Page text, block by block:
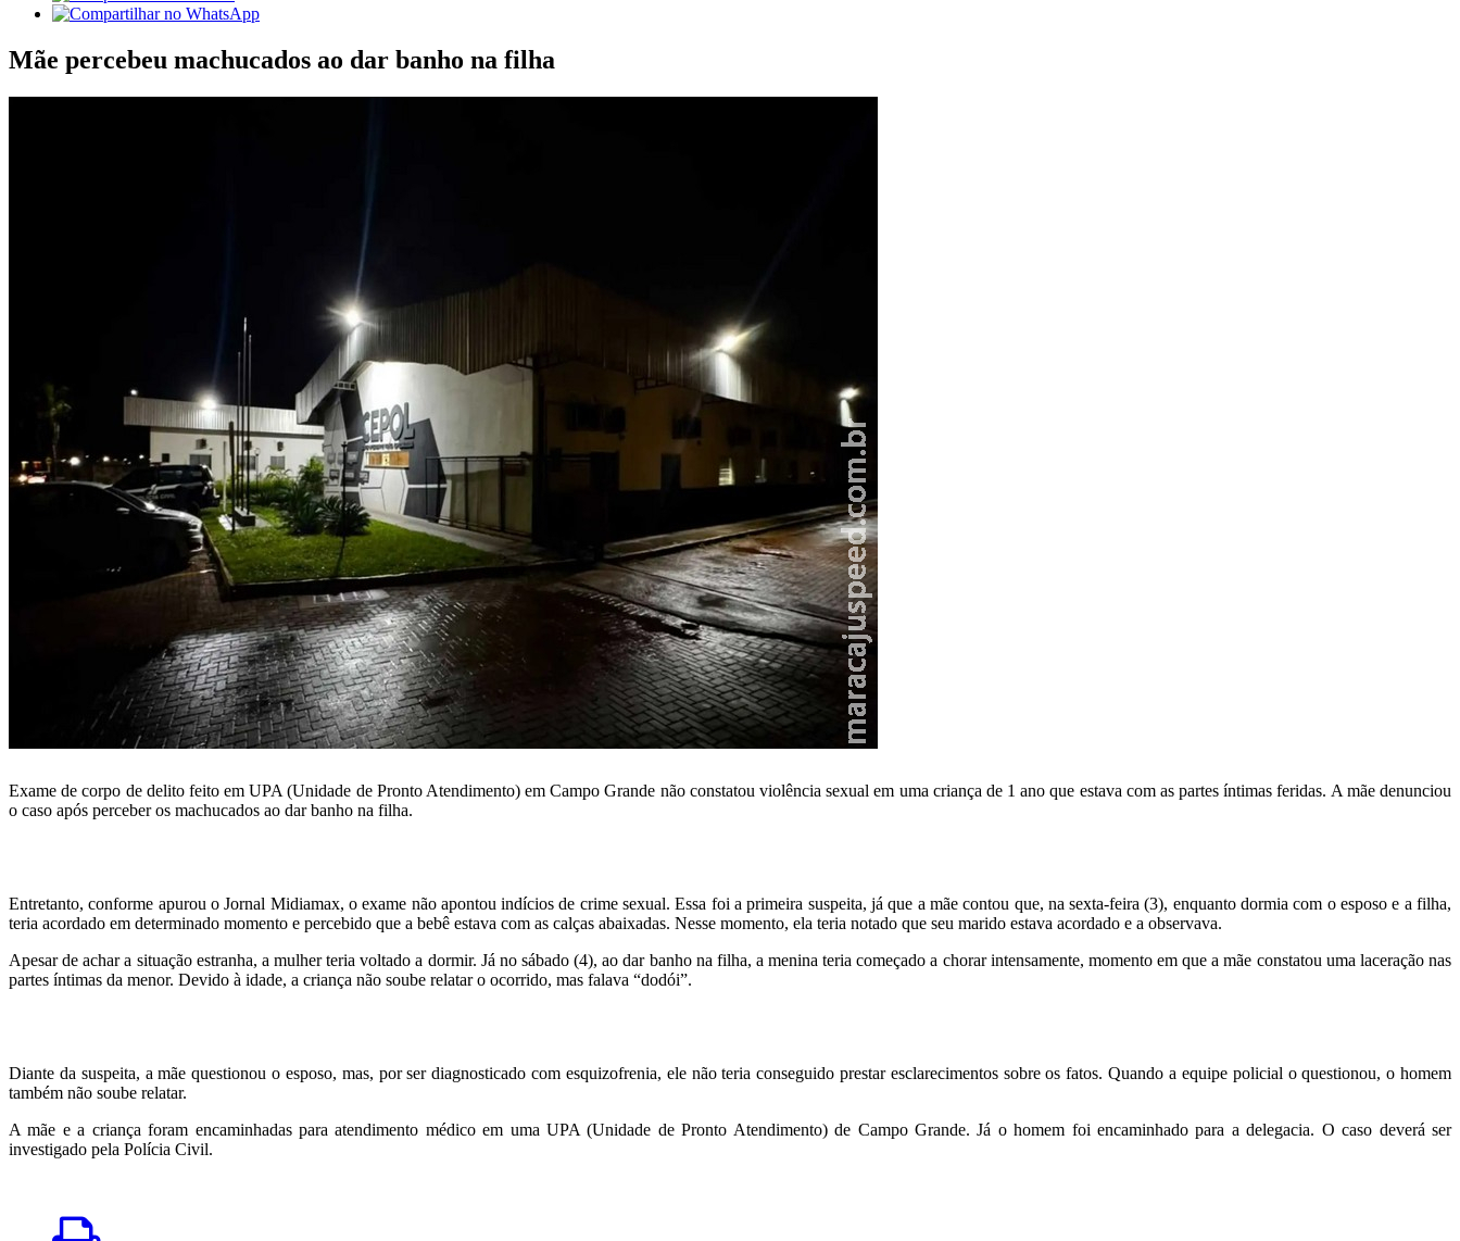
Mãe percebeu machucados ao dar banho na filha
Exame de corpo de delito feito em UPA (Unidade de Pronto Atendimento) em Campo Grande não constatou violência sexual em uma criança de 1 ano que estava com as partes íntimas feridas. A mãe denunciou
o caso após perceber os machucados ao dar banho na filha.
Entretanto, conforme apurou o Jornal Midiamax, o exame não apontou indícios de crime sexual. Essa foi a primeira suspeita, já que a mãe contou que, na sexta-feira (3), enquanto dormia com o esposo e a filha,
teria acordado em determinado momento e percebido que a bebê estava com as calças abaixadas. Nesse momento, ela teria notado que seu marido estava acordado e a observava.
Apesar de achar a situação estranha, a mulher teria voltado a dormir. Já no sábado (4), ao dar banho na filha, a menina teria começado a chorar intensamente, momento em que a mãe constatou uma laceração nas
partes íntimas da menor. Devido à idade, a criança não soube relatar o ocorrido, mas falava “dodói”.
Diante da suspeita, a mãe questionou o esposo, mas, por ser diagnosticado com esquizofrenia, ele não teria conseguido prestar esclarecimentos sobre os fatos. Quando a equipe policial o questionou, o homem
também não soube relatar.
A mãe e a criança foram encaminhadas para atendimento médico em uma UPA (Unidade de Pronto Atendimento) de Campo Grande. Já o homem foi encaminhado para a delegacia. O caso deverá ser
investigado pela Polícia Civil.